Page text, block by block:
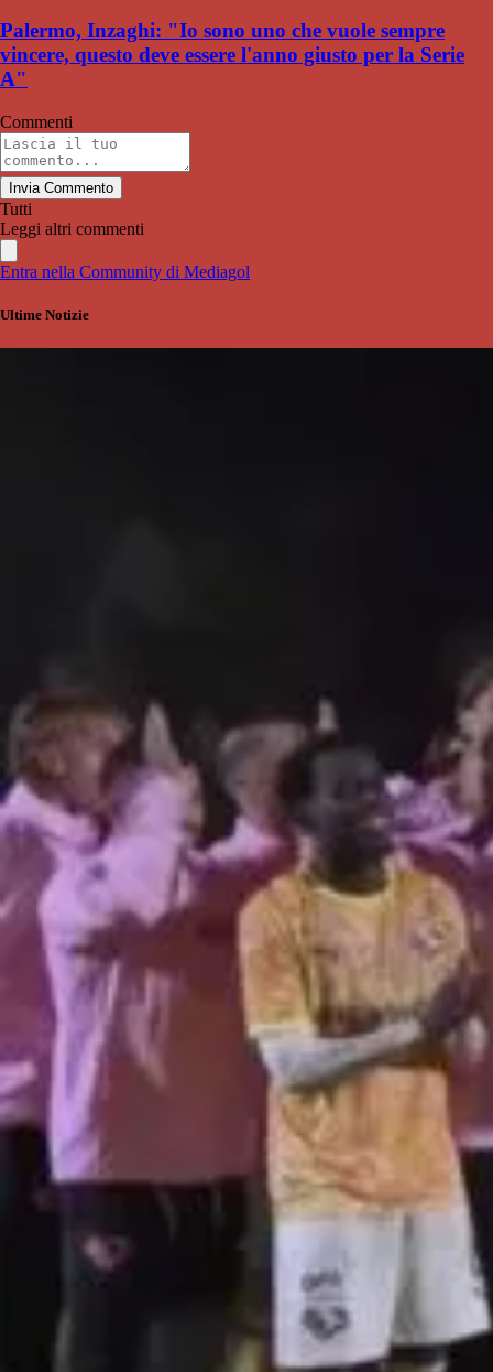
Palermo, Inzaghi: "Io sono uno che vuole sempre
vincere, questo deve essere l'anno giusto per la Serie
A"
Commenti
Invia Commento
Tutti
Leggi altri commenti
Entra nella Community di Mediagol
Ultime Notizie